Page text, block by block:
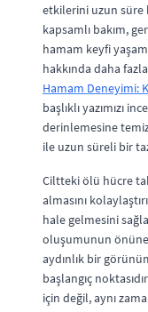
etkilerini uzun süre
kapsamlı bakım,
hamam keyfi
hakkında daha
Hamam Deneyimi:
başlıklı yazımızı
derinlemesine
ile uzun süreli bir
Ciltteki ölü hücre
almasını
hale gelmesini
oluşumunun
aydınlık bir
başlangıç
için değil, aynı